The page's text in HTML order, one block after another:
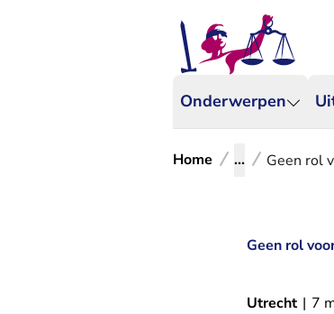
Onderwerpen
Home ... Geen rol
Geen rol
Utrecht | 7